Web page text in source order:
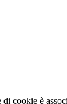
di cookie è